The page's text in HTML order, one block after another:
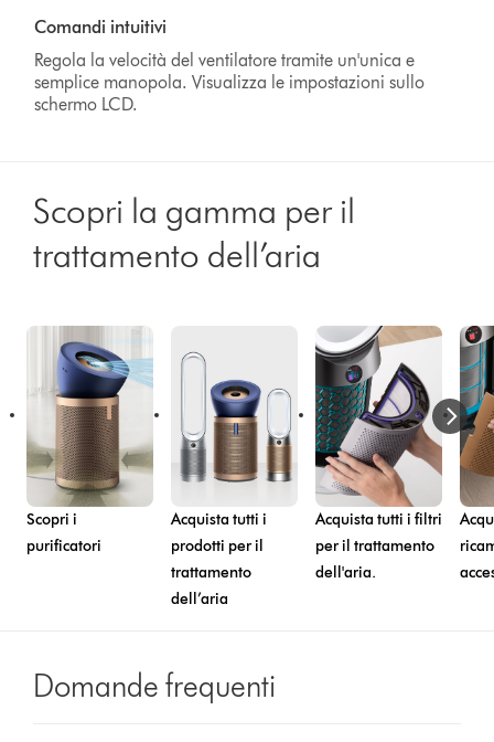
Comandi intuitivi
Regola la velocità del ventilatore tramite un'unica e
semplice manopola. Visualizza le impostazioni sullo
schermo LCD.
Scopri la gamma per il
trattamento dell’aria
Scopri i
purificatori
Acquista tutti i
prodotti per il
trattamento
dell’aria
Acquista tutti i filtri
per il trattamento
dell'aria.
Domande frequenti